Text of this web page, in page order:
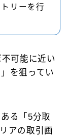
リーを行
可能に近い
を狙ってい
る「5分取
アの取引画